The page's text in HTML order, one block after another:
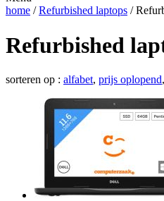
home /Refurbished laptops /
Refurbished
sorteren op : alfabet, prijs oplopend,